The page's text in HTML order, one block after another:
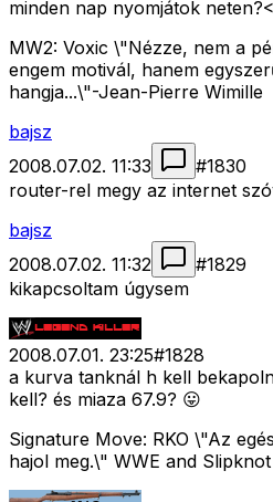
minden nap nyomjátok
MW2: Voxic \"Nézze, nem a
engem motivál, hanem
hangja...\"-Jean-Pierre Wimille
bajsz
2008.07.02. 11:33
#1830
router-rel megy az internet
bajsz
2008.07.02. 11:32
#1829
kikapcsoltam úgysem
2008.07.01. 23:25#1828
a kurva tanknál h kell
kell? és miaza 67.9? 😛
Signature Move: RKO \"Az
hajol meg.\" WWE and